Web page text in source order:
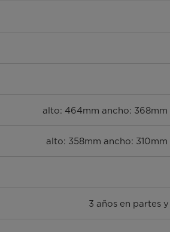
alto: 464mm ancho: 368mm
alto: 358mm ancho: 310mm
3 años en partes